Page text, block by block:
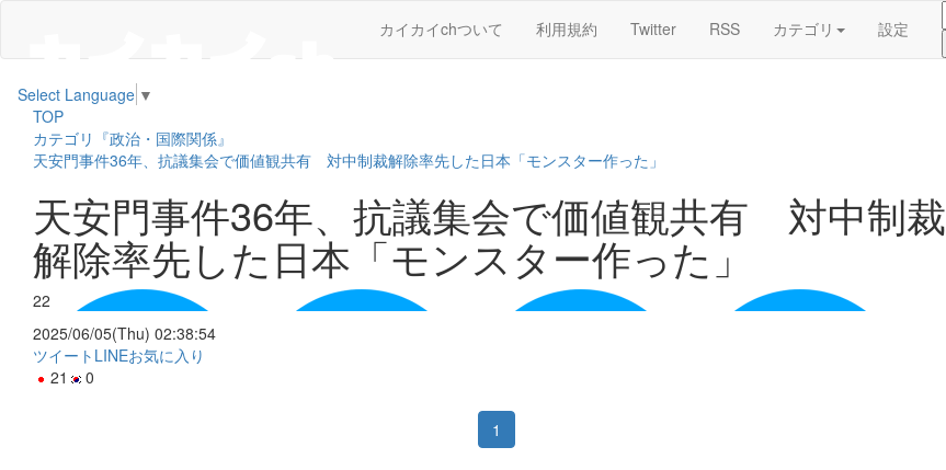
カイカイchついて 利用規約 Twitter RSS カテゴリ 設定
Select Language ▼
TOP
カテゴリ『政治・国際関係』
天安門事件36年、抗議集会で価値観共有 対中制裁解除率先した日本「モンスター作った」
天安門事件36年、抗議集会で価値観共有 対中制裁
解除率先した日本「モンスター作った」
22
2025/06/05(Thu) 02:38:54
ツイート LINEお気に入り
21
0
1